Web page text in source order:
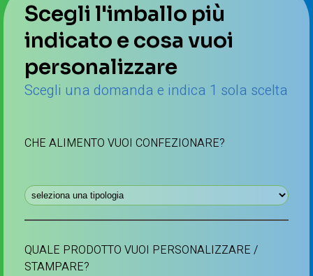
Scegli l'imballo più
indicato e cosa vuoi
personalizzare
Scegli una domanda e indica 1 sola scelta
CHE ALIMENTO VUOI CONFEZIONARE?
QUALE PRODOTTO VUOI PERSONALIZZARE /
STAMPARE?